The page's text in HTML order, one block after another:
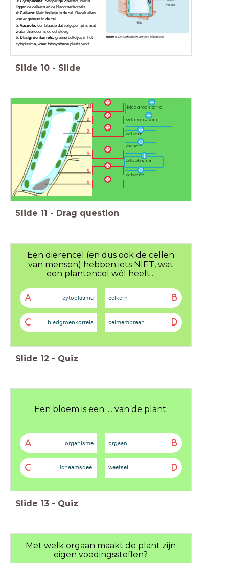
liggen de celkern en de bladgroenkorrels
4:Celkern: Klein bolletje in de cel. Regelt alles
wat er gebeurt in de cel
5:Vacuole: een blaasje dat volgepompt is met
water ,hierdoor is de cel stevig
6: Bladgroenkorrels: groene bolletjes in het
cytoplasma, waar fotosynthese plaats vindt
Slide 10 - Slide
bladgroenkorrel
celmembraan
celkern
vacuole
cytoplasma
celwand
Slide 11 - Drag question
Een dierencel (en dus ook de cellen
van mensen) hebben iets NIET, wat
een plantencel wél heeft...
A cytoplasma B
celkern
C bladgroenkorrels D
celmembraan
Slide 12 - Quiz
Een bloem is een .... van de plant.
A organisme B
orgaan
C lichaamsdeel D
weefsel
Slide 13 - Quiz
Met welk orgaan maakt de plant zijn
eigen voedingsstoffen?